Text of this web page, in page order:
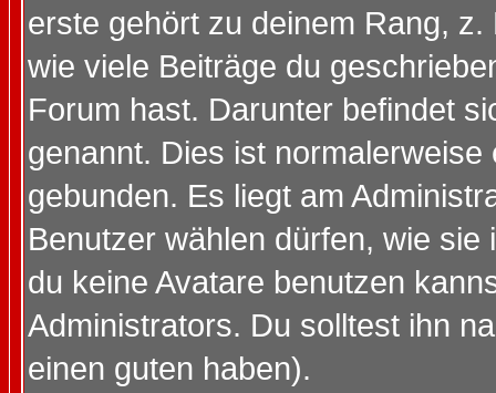
erste gehört zu deinem Rang,
wie viele Beiträge du
Forum hast. Darunter befindet
genannt. Dies ist
gebunden. Es liegt am
Benutzer wählen dürfen, wie
du keine Avatare benutzen
Administrators. Du solltest ihn
einen guten haben).